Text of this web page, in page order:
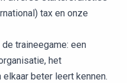
tax en onze
traineegame: een
het
beter leert kennen.